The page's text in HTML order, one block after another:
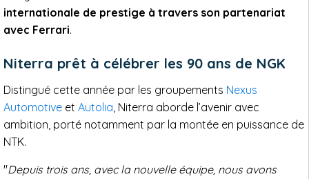
internationale de prestige à travers son partenariat
avec Ferrari.
Niterra prêt à célébrer les 90 ans de NGK
Distingué cette année par les groupements Nexus
Automotive et Autolia, Niterra aborde l’avenir avec
ambition, porté notamment par la montée en puissance de
NTK.
"Depuis trois ans, avec la nouvelle équipe, nous avons